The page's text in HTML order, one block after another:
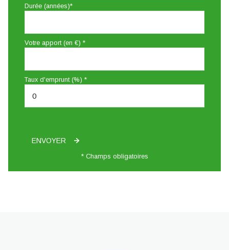
Durée (années)*
Votre apport (en €) *
Taux d'emprunt (%) *
ENVOYER
* Champs obligatoires